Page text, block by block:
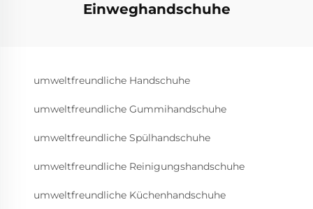
Einweghandschuhe
umweltfreundliche Handschuhe
umweltfreundliche Gummihandschuhe
umweltfreundliche Spülhandschuhe
umweltfreundliche Reinigungshandschuhe
umweltfreundliche Küchenhandschuhe